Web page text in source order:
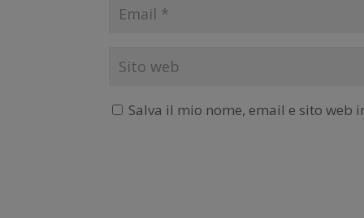
Salva il mio nome, email e sito web